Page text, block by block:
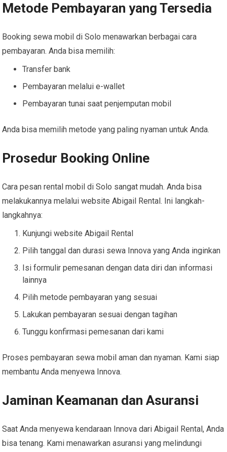
Metode Pembayaran yang Tersedia
Booking sewa mobil di Solo menawarkan berbagai cara
pembayaran. Anda bisa memilih:
Transfer bank
Pembayaran melalui e-wallet
Pembayaran tunai saat penjemputan mobil
Anda bisa memilih metode yang paling nyaman untuk Anda.
Prosedur Booking Online
Cara pesan rental mobil di Solo sangat mudah. Anda bisa
melakukannya melalui website Abigail Rental. Ini langkah-
langkahnya:
Kunjungi website Abigail Rental
Pilih tanggal dan durasi sewa Innova yang Anda inginkan
Isi formulir pemesanan dengan data diri dan informasi
lainnya
Pilih metode pembayaran yang sesuai
Lakukan pembayaran sesuai dengan tagihan
Tunggu konfirmasi pemesanan dari kami
Proses pembayaran sewa mobil aman dan nyaman. Kami siap
membantu Anda menyewa Innova.
Jaminan Keamanan dan Asuransi
Saat Anda menyewa kendaraan Innova dari Abigail Rental, Anda
bisa tenang. Kami menawarkan asuransi yang melindungi